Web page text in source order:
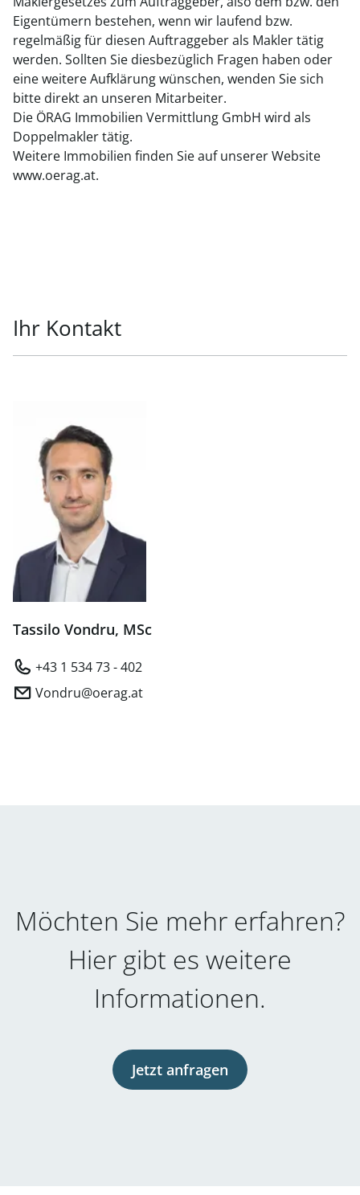
Eigentümern bestehen, wenn wir laufend bzw.
regelmäßig für diesen Auftraggeber als Makler tätig
werden. Sollten Sie diesbezüglich Fragen haben oder
eine weitere Aufklärung wünschen, wenden Sie sich
bitte direkt an unseren Mitarbeiter.
Die ÖRAG Immobilien Vermittlung GmbH wird als
Doppelmakler tätig.
Weitere Immobilien finden Sie auf unserer Website
www.oerag.at.
Ihr Kontakt
Tassilo Vondru, MSc
+43 1 534 73 - 402
Vondru@oerag.at
Möchten Sie mehr erfahren?
Hier gibt es weitere
Informationen.
Jetzt anfragen